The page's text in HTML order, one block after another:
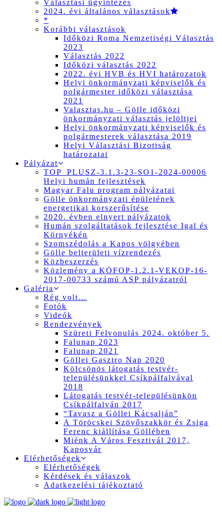
Választási ügyintézés
2024. évi általános választások
*
Korábbi választások
Időközi Roma Nemzetiségi Választás
2023
Választás 2022
Időközi választás 2022
2022. évi HVB és HVI határozatok
Helyi önkormányzati képviselők és
polgármester időközi választása
2021
Valasztas.hu – Gölle időközi
önkormányzati választás jelöltjei
Helyi önkormányzati képviselők és
polgármesterek választása 2019
Helyi Választási Bizottság
határozatai
Pályázat
TOP_PLUSZ-3.1.3-23-SO1-2024-00006
Helyi humán fejlesztések
Magyar Falu program pályázatai
Gölle önkormányzati épületének
energetikai korszerűsítése
2020. évben elnyert pályázatok
Humán szolgáltatások fejlesztése Igal és
Környékén
Szomszédolás a Kapos völgyében
Gölle belterületi vízrendezés
Közbeszerzés
Közlemény a KÖFOP-1.2.1-VEKOP-16-
2017-00733 számú ASP pályázatról
Galéria
Rég volt…
Fotók
Videók
Rendezvények
Szüreti Felvonulás 2024. október 5.
Falunap 2023
Falunap 2021
Göllei Gasztro Nap 2020
Kölcsönös látogatás testvér-
településünkkel Csíkpálfalvával
2018
Látogatás testvér-településünkön
Csíkpálfalván 2017
“Tavasz a Göllei Kácsalján”
A Töröcskei Szövőszakkör és Zsiga
Ferenc kiállítása Göllében
Miénk A Város Fesztivál 2017,
Kaposvár
Elérhetőségek
Elérhetőségek
Kérdések és válaszok
Adatkezelési tájékoztató